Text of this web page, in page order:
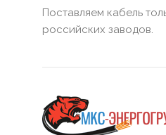
ХЛАДОСТОЙКИЙ
НАЛИЧИЕ ЭКРАНА
Поставляем кабель
российских заводов.